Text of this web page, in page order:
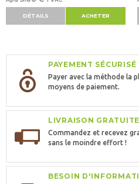
DÉTAILS ACHETER
PAYEMENT SÉCURISÉ
Payer avec la méthode la
moyens de paiement.
LIVRAISON GRATUITE
Commandez et recevez
sans le moindre effort !
BESOIN